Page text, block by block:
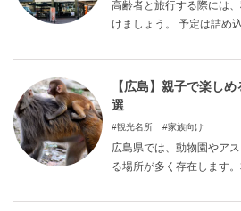
高齢者と旅行する際には
けましょう。 予定は詰め
に休める旅行をお勧めし
楽しい旅行にしましょう
弱くなってしまった高齢
す。 おじいちゃんやおば
【広島】親子で楽し
選
観光名所 家族向け
広島県では、動物園やア
る場所が多く存在します
とができる広島のお出か
すので、是非参考にして